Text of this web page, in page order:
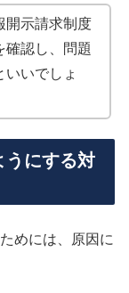
開示請求制度
確認し、問題
いいでしょ
うにする対
めには、原因に